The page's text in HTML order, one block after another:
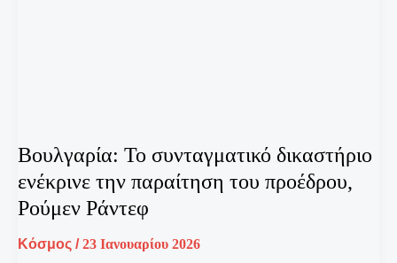
Βουλγαρία: Το συνταγματικό δικαστήριο
ενέκρινε την παραίτηση του προέδρου,
Ρούμεν Ράντεφ
Κόσμος /23 Ιανουαρίου 2026